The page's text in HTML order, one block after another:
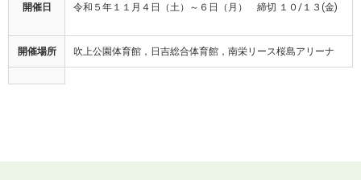
開催日 令和５年１１月４日（土）～６日（月） 締切 １０/１３(金)
開催場所 吹上公園体育館，日吉総合体育館，南栄リース桜島アリーナ